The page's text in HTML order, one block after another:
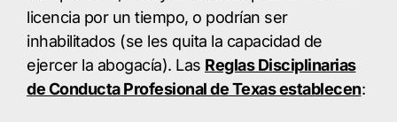
licencia por un tiempo, o podrían ser
inhabilitados (se les quita la capacidad de
ejercer la abogacía). Las Reglas Disciplinarias
de Conducta Profesional de Texas establecen: